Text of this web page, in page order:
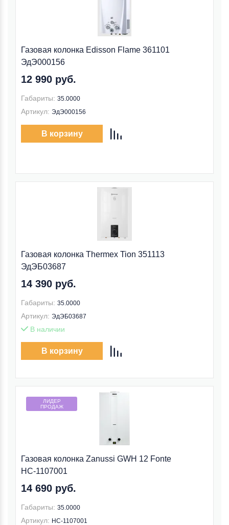
Газовая колонка Edisson Flame 361101
ЭдЭ000156
12 990 руб.
Габариты: 35.0000
Артикул: ЭдЭ000156
В корзину
Газовая колонка Thermex Tion 351113
ЭдЭБ03687
14 390 руб.
Габариты: 35.0000
Артикул: ЭдЭБ03687
В наличии
В корзину
ЛИДЕР
ПРОДАЖ
Газовая колонка Zanussi GWH 12 Fonte
НС-1107001
14 690 руб.
Габариты: 35.0000
Артикул: НС-1107001